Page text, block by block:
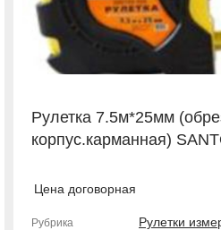
Рулетка 7.5м*25мм
корпус.карманная)
Цена договорная
Рубрика Рулетки